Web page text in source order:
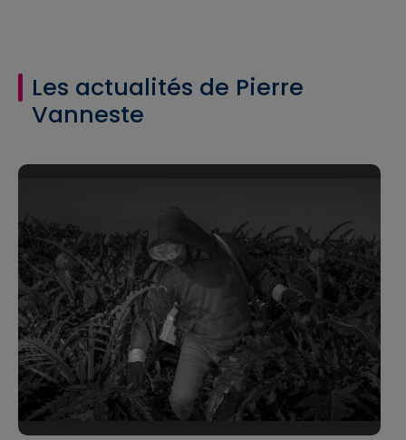
Les actualités de Pierre
Vanneste